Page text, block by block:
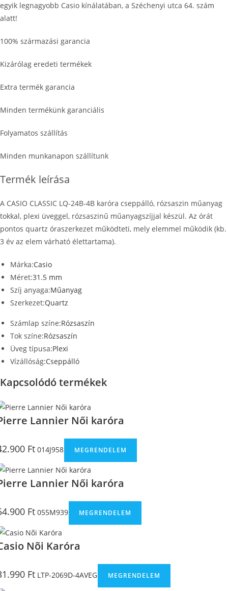
egyik legnagyobb Casio kínálatában, a Széchenyi utca 64. szám
alatt!
100% származási garancia
Kizárólag eredeti termékek
Extra termék garancia
Minden termékünk garanciális
Folyamatos szállítás
Minden munkanapon szállítunk
Termék leírása
A CASIO CLASSIC LQ-24B-4B karóra cseppálló, rózsaszin műanyag
tokkal, plexi üveggel, rózsaszinű műanyagszíjjal készül. Az órát
pontos quartz óraszerkezet működteti, mely elemmel működik (kb.
3 év az elem várható élettartama).
Márka:Casio
Méret:31.5 mm
Szíj anyaga:Műanyag
Szerkezet:Quartz
Számlap színe:Rózsaszín
Tok színe:Rózsaszín
Üveg típusa:Plexi
Vízállóság:Cseppálló
Kapcsolódó termékek
Lannier Női karóra
Ft014J958 MEGRENDELEM
Lannier Női karóra
Ft055M939 MEGRENDELEM
Nõi Karóra
FtLTP-2069D-4AVEG MEGRENDELEM